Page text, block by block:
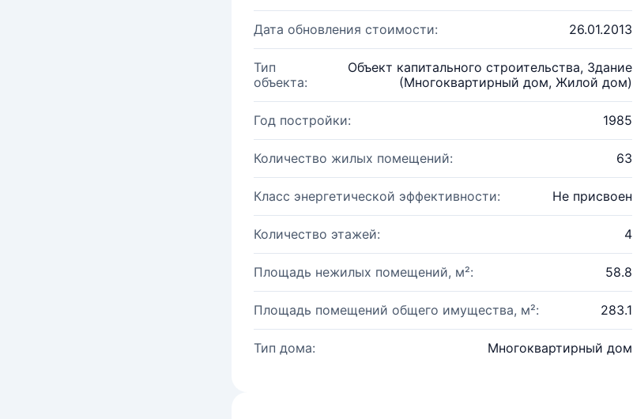
Дата обновления стоимости: 26.01.2013
Тип
объекта:
Объект капитального строительства, Здание
(Многоквартирный дом, Жилой дом)
Год постройки: 1985
Количество жилых помещений: 63
Класс энергетической эффективности: Не присвоен
Количество этажей: 4
Площадь нежилых помещений, м²: 58.8
Площадь помещений общего имущества, м²: 283.1
Тип дома: Многоквартирный дом